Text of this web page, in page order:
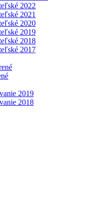
2022
2021
2020
2019
2018
2017
2019
2018